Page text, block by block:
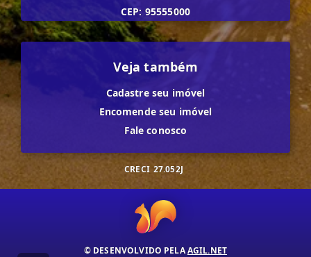
CEP: 95555000
Veja também
Cadastre seu imóvel
Encomende seu imóvel
Fale conosco
CRECI 27.052J
© DESENVOLVIDO PELAAGIL.NET